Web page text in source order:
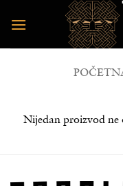
Nijedan proizvod